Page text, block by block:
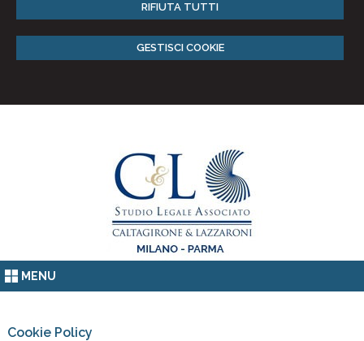
RIFIUTA TUTTI
GESTISCI COOKIE
MENU
Cookie Policy